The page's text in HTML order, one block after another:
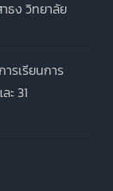
ธง วิทยาลัย
รเรียนการ
31